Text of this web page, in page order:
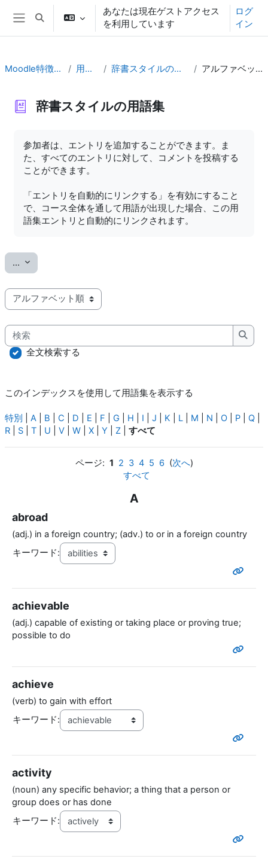
メインコンテンツへスキップする
サイドパネル
検索入力に切り替える
あなたは現在ゲストアクセス
を利用しています
ログ
イン
Moodle特徴体験 用語集 辞書スタイルの用語集 アルファベット順
辞書スタイルの用語集
参加者は、エントリを追加することができます。ま
た、すべてのエントリに対して、コメントを投稿する
ことができます。
「エントリを自動的にリンクする」を有効にすること
で、コース全体を通して用語が出現した場合、この用
語集エントリと自動的にリンクされます。
... エントリをエクスポートする
このインデックスを使用して用語集を表示する
検索
検索
全文検索する
このインデックスを使用して用語集を表示する
特別 A B C D E F G H I J K L M N O P Q
R
S T U V W X Y Z すべて
ページ: 1 2 3 4 5 6(次へ)
すべて
A
abroad
(adj.) in a foreign country; (adv.) to or in a foreign country
キーワード:
achievable
(adj.) capable of existing or taking place or proving true;
possible to do
achieve
(verb) to gain with effort
キーワード:
activity
(noun) any specific behavior; a thing that a person or
group does or has done
キーワード: